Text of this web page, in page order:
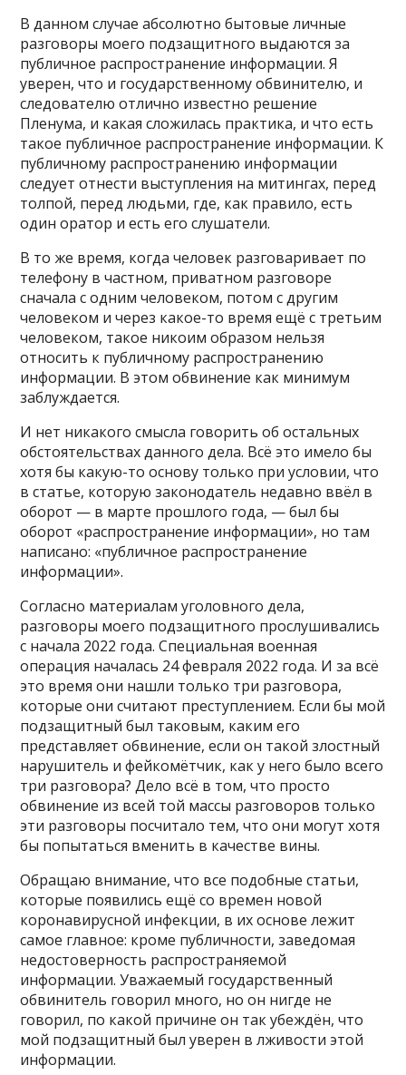
В данном случае абсолютно бытовые личные
разговоры моего подзащитного выдаются за
публичное распространение информации. Я
уверен, что и государственному обвинителю, и
следователю отлично известно решение
Пленума, и какая сложилась практика, и что есть
такое публичное распространение информации. К
публичному распространению информации
следует отнести выступления на митингах, перед
толпой, перед людьми, где, как правило, есть
один оратор и есть его слушатели.
В то же время, когда человек разговаривает по
телефону в частном, приватном разговоре
сначала с одним человеком, потом с другим
человеком и через какое-то время ещё с третьим
человеком, такое никоим образом нельзя
относить к публичному распространению
информации. В этом обвинение как минимум
заблуждается.
И нет никакого смысла говорить об остальных
обстоятельствах данного дела. Всё это имело бы
хотя бы какую-то основу только при условии, что
в статье, которую законодатель недавно ввёл в
оборот — в марте прошлого года, — был бы
оборот «распространение информации», но там
написано: «публичное распространение
информации».
Согласно материалам уголовного дела,
разговоры моего подзащитного прослушивались
с начала 2022 года. Специальная военная
операция началась 24 февраля 2022 года. И за всё
это время они нашли только три разговора,
которые они считают преступлением. Если бы мой
подзащитный был таковым, каким его
представляет обвинение, если он такой злостный
нарушитель и фейкомётчик, как у него было всего
три разговора? Дело всё в том, что просто
обвинение из всей той массы разговоров только
эти разговоры посчитало тем, что они могут хотя
бы попытаться вменить в качестве вины.
Обращаю внимание, что все подобные статьи,
которые появились ещё со времен новой
коронавирусной инфекции, в их основе лежит
самое главное: кроме публичности, заведомая
недостоверность распространяемой
информации. Уважаемый государственный
обвинитель говорил много, но он нигде не
говорил, по какой причине он так убеждён, что
мой подзащитный был уверен в лживости этой
информации.